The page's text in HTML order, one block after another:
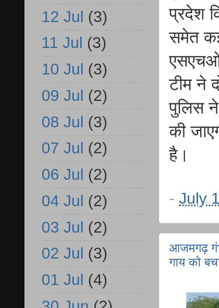
प्रदेश
समेत
एसएचओ
टीम ने
पुलिस ने
की
है।
- July
आजमगढ़
गाय को
12 Jul (3)
11 Jul (3)
10 Jul (3)
09 Jul (2)
08 Jul (3)
07 Jul (2)
06 Jul (2)
04 Jul (2)
03 Jul (2)
02 Jul (3)
01 Jul (4)